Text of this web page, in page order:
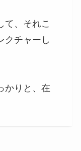
、それこ
クチャーし
かりと、在